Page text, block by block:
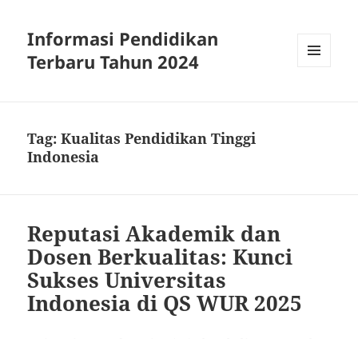
Informasi Pendidikan
Terbaru Tahun 2024
Tag:Kualitas Pendidikan Tinggi
Indonesia
Reputasi Akademik dan
Dosen Berkualitas: Kunci
Sukses Universitas
Indonesia di QS WUR 2025